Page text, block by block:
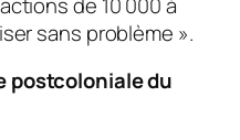
sans problème ».
postcoloniale du